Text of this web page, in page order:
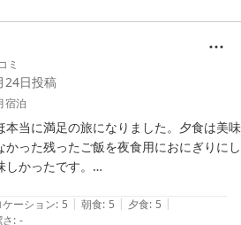
。
ミ
24日投稿
宿泊
当に満足の旅になりました。夕食は美味
かった残ったご飯を夜食用におにぎりにし
かったです。
も美味しく頂けました。
ケーション: 5 | 朝食: 5 | 夕食: 5 |
: -